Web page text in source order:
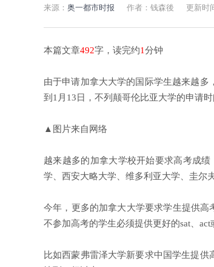
来源： 奥一都市时报 作者：钱森後 更新时
本篇文章492字，读完约1分钟
由于申请加拿大大学的国际学生越来越
到1月13日，不列颠哥伦比亚大学的申请
▲图片来自网络
越来越多的加拿大学校开始要求高考成
学、西安大略大学、维多利亚大学、圭尔
今年，更多的加拿大大学要求学生提供高
不参加高考的学生必须提供更好的sat、act
比如西蒙弗雷泽大学新要求中国学生提